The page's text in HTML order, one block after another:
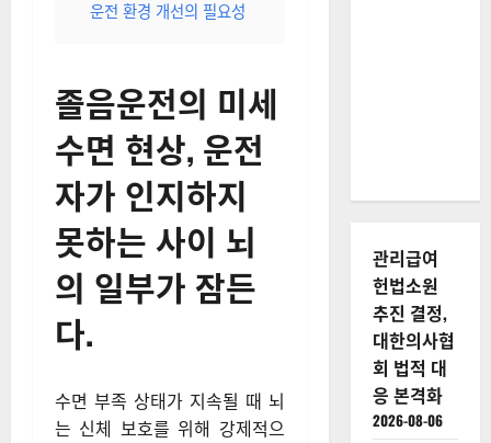
운전 환경 개선의 필요성
졸음운전의 미세
수면 현상, 운전
자가 인지하지
못하는 사이 뇌
의 일부가 잠든
다.
수면 부족 상태가 지속될 때 뇌
는 신체 보호를 위해 강제적으
관리급여
헌법소원
추진 결정,
대한의사협
회 법적 대
응 본격화
2026-08-06